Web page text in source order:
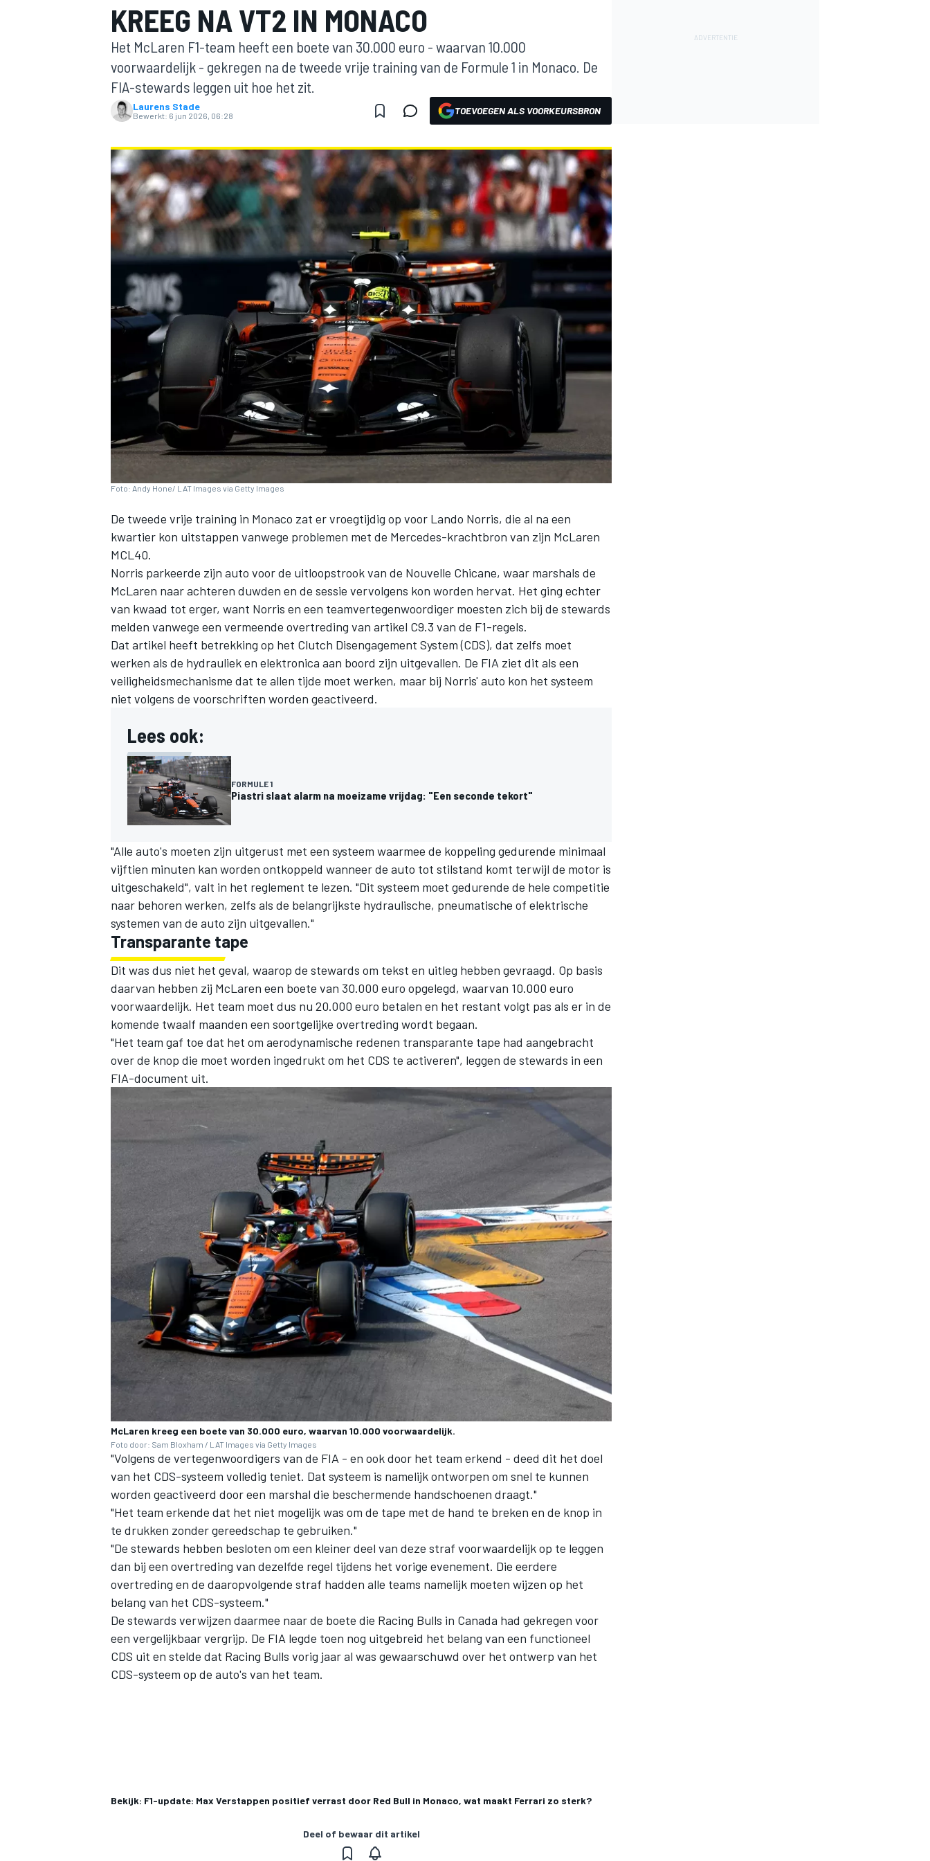
MOTOGP
INDYCAR
WEC DTM
MEER RACEKLASSEN
KREEG NA VT2 IN MONACO
Het McLaren F1-team heeft een boete van 30.000 euro - waarvan 10.000
voorwaardelijk - gekregen na de tweede vrije training van de Formule 1 in Monaco. De
FIA-stewards leggen uit hoe het zit.
Laurens Stade
Bewerkt: 6 jun 2026, 06:28 TOEVOEGEN ALS VOORKEURSBRON
Foto: Andy Hone/ LAT Images via Getty Images
De tweede vrije training in Monaco zat er vroegtijdig op voor Lando Norris, die al na een
kwartier kon uitstappen vanwege problemen met de Mercedes-krachtbron van zijn McLaren
MCL40.
Norris parkeerde zijn auto voor de uitloopstrook van de Nouvelle Chicane, waar marshals de
McLaren naar achteren duwden en de sessie vervolgens kon worden hervat. Het ging echter
van kwaad tot erger, want Norris en een teamvertegenwoordiger moesten zich bij de stewards
melden vanwege een vermeende overtreding van artikel C9.3 van de F1-regels.
Dat artikel heeft betrekking op het Clutch Disengagement System (CDS), dat zelfs moet
werken als de hydrauliek en elektronica aan boord zijn uitgevallen. De FIA ziet dit als een
veiligheidsmechanisme dat te allen tijde moet werken, maar bij Norris' auto kon het systeem
niet volgens de voorschriften worden geactiveerd.
Lees ook:
FORMULE 1
Piastri slaat alarm na moeizame vrijdag: "Een seconde tekort"
"Alle auto's moeten zijn uitgerust met een systeem waarmee de koppeling gedurende minimaal
vijftien minuten kan worden ontkoppeld wanneer de auto tot stilstand komt terwijl de motor is
uitgeschakeld", valt in het reglement te lezen. "Dit systeem moet gedurende de hele competitie
naar behoren werken, zelfs als de belangrijkste hydraulische, pneumatische of elektrische
systemen van de auto zijn uitgevallen."
Transparante tape
Dit was dus niet het geval, waarop de stewards om tekst en uitleg hebben gevraagd. Op basis
daarvan hebben zij McLaren een boete van 30.000 euro opgelegd, waarvan 10.000 euro
voorwaardelijk. Het team moet dus nu 20.000 euro betalen en het restant volgt pas als er in de
komende twaalf maanden een soortgelijke overtreding wordt begaan.
"Het team gaf toe dat het om aerodynamische redenen transparante tape had aangebracht
over de knop die moet worden ingedrukt om het CDS te activeren", leggen de stewards in een
FIA-document uit.
McLaren kreeg een boete van 30.000 euro, waarvan 10.000 voorwaardelijk.
Foto door: Sam Bloxham / LAT Images via Getty Images
"Volgens de vertegenwoordigers van de FIA - en ook door het team erkend - deed dit het doel
van het CDS-systeem volledig teniet. Dat systeem is namelijk ontworpen om snel te kunnen
worden geactiveerd door een marshal die beschermende handschoenen draagt."
"Het team erkende dat het niet mogelijk was om de tape met de hand te breken en de knop in
te drukken zonder gereedschap te gebruiken."
"De stewards hebben besloten om een kleiner deel van deze straf voorwaardelijk op te leggen
dan bij een overtreding van dezelfde regel tijdens het vorige evenement. Die eerdere
overtreding en de daaropvolgende straf hadden alle teams namelijk moeten wijzen op het
belang van het CDS-systeem."
De stewards verwijzen daarmee naar de boete die Racing Bulls in Canada had gekregen voor
een vergelijkbaar vergrijp. De FIA legde toen nog uitgebreid het belang van een functioneel
CDS uit en stelde dat Racing Bulls vorig jaar al was gewaarschuwd over het ontwerp van het
CDS-systeem op de auto's van het team.
Bekijk: F1-update: Max Verstappen positief verrast door Red Bull in Monaco, wat maakt Ferrari zo sterk?
Deel of bewaar dit artikel